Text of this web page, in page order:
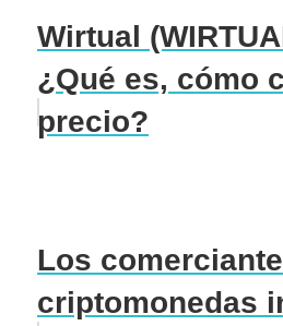
Wirtual
¿Qué es, cómo
precio?
Los
criptomonedas